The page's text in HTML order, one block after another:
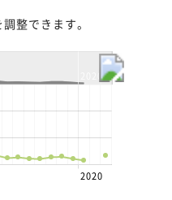
整できます。
2020
2020